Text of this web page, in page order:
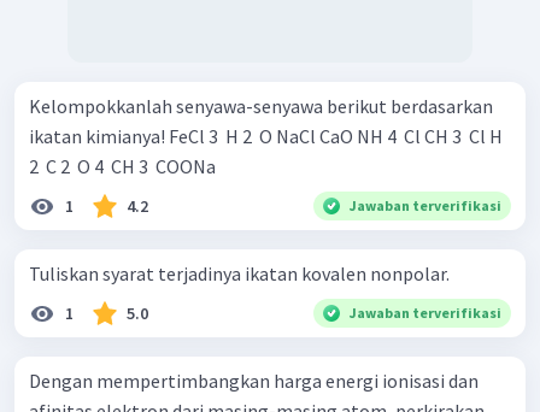
Kelompokkanlah senyawa-senyawa berikut berdasarkan
ikatan kimianya! FeCl 3 ​ H 2 ​ O NaCl CaO NH 4 ​ Cl CH 3 ​ Cl H
2 ​ C 2 ​ O 4 ​ CH 3 ​ COONa
1 4.2 Jawaban terverifikasi
Tuliskan syarat terjadinya ikatan kovalen nonpolar. ​
1 5.0 Jawaban terverifikasi
Dengan mempertimbangkan harga energi ionisasi dan